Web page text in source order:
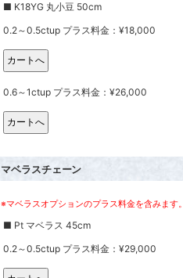
■ K18YG 丸小豆 50cm
0.2～0.5ctup プラス料金：¥18,000
0.6～1ctup プラス料金：¥26,000
マベラスチェーン
※マベラスオプションのプラス料金を含みます。
■ Pt マベラス 45cm
0.2～0.5ctup プラス料金：¥29,000